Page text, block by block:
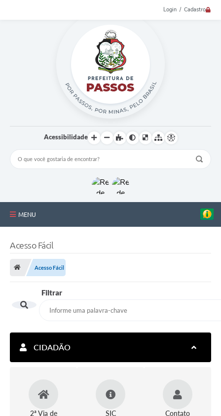
Login / Cadastro
Acessibilidade
MENU
Telefones Úteis
Estrutura Administrativa
Galeria de Fotos
Galeria de Vídeos
Acesso Fácil
Acesso Fácil
Filtrar
CIDADÃO
2ª Via de
SIC Contato